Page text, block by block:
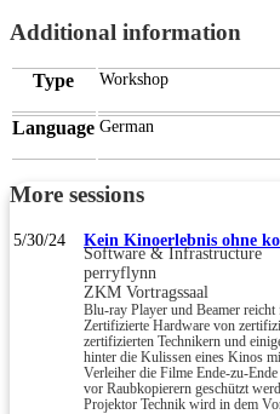
Additional information
Type Workshop
Language German
More sessions
5/30/24 Kein Kinoerlebnis ohne
Software & Infrastructure
perryflynn
ZKM Vortragssaal
Blu-ray Player und Beamer
Zertifizierte Hardware von
zertifizierten Technikern und
hinter die Kulissen eines Kinos
Verleiher die Filme Ende-zu-
vor Raubkopierern geschützt
Projektor Technik wird in dem